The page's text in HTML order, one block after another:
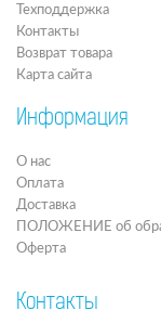
Техподдержка
Контакты
Возврат товара
Карта сайта
Информация
О нас
Оплата
Доставка
ПОЛОЖЕНИЕ об
Оферта
Контакты